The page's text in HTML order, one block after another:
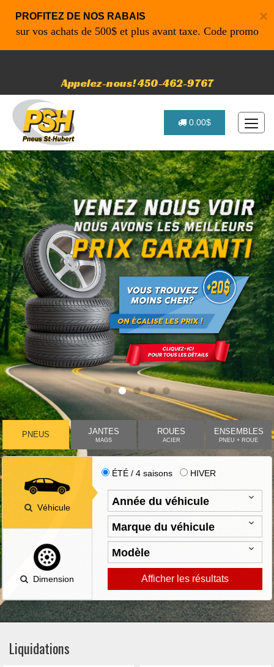
×
PROFITEZ DE NOS RABAIS
achats de 500$ et plus avant taxe. Code promo:
Appelez-nous! 450-462-9767
0.00$
PNEUS JANTES
MAGS
ROUES
ACIER
ENSEMBLES
PNEU + ROUE
Véhicule
Dimension
ÉTÉ / 4 saisons HIVER
Afficher les résultats
Liquidations